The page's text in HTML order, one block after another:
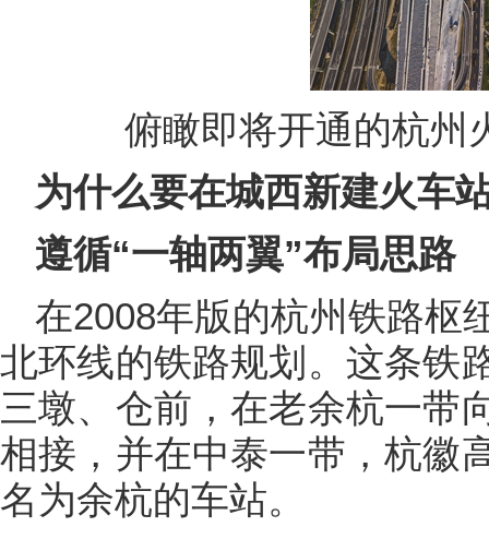
俯瞰即将开通的杭州
为什么要在城西新建火车
遵循“一轴两翼”布局思路
在2008年版的杭州铁路枢
北环线的铁路规划。这条铁
三墩、仓前，在老余杭一带
相接，并在中泰一带，杭徽
名为余杭的车站。